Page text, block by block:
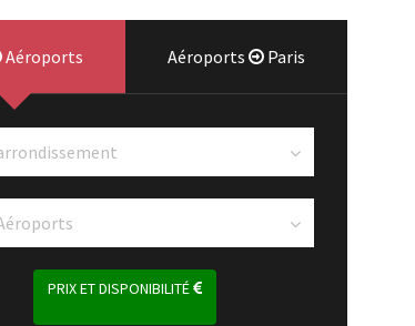
Aéroports Aéroports Paris
PRIX ET DISPONIBILITÉ